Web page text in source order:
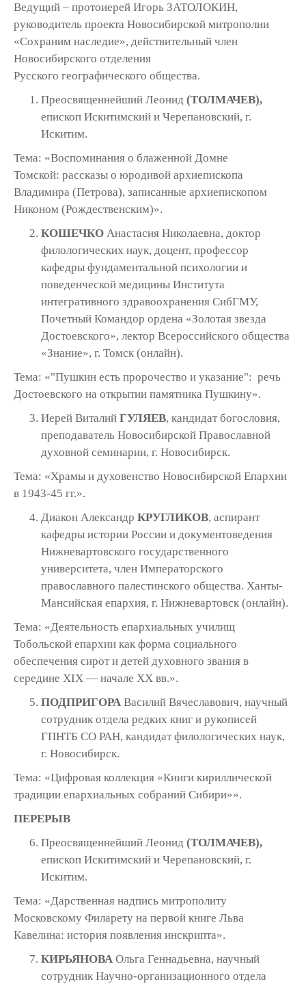
Ведущий – протоиерей Игорь ЗАТОЛОКИН,
руководитель проекта Новосибирской митрополии
«Сохраним наследие», действительный член
Новосибирского отделения
Русского географического общества.
Преосвященнейший Леонид (ТОЛМАЧЕВ),
епископ Искитимский и Черепановский, г.
Искитим.
Тема: «Воспоминания о блаженной Домне
Томской: рассказы о юродивой архиепископа
Владимира (Петрова), записанные архиепископом
Никоном (Рождественским)».
КОШЕЧКО Анастасия Николаевна, доктор
филологических наук, доцент, профессор
кафедры фундаментальной психологии и
поведенческой медицины Института
интегративного здравоохранения СибГМУ,
Почетный Командор ордена «Золотая звезда
Достоевского», лектор Всероссийского общества
«Знание», г. Томск (онлайн).
Тема: «"Пушкин есть пророчество и указание": речь
Достоевского на открытии памятника Пушкину».
Иерей Виталий ГУЛЯЕВ, кандидат богословия,
преподаватель Новосибирской Православной
духовной семинарии, г. Новосибирск.
Тема: «Храмы и духовенство Новосибирской Епархии
в 1943-45 гг.».
Диакон Александр КРУГЛИКОВ, аспирант
кафедры истории России и документоведения
Нижневартовского государственного
университета, член Императорского
православного палестинского общества. Ханты-
Мансийская епархия, г. Нижневартовск (онлайн).
Тема: «Деятельность епархиальных училищ
Тобольской епархии как форма социального
обеспечения сирот и детей духовного звания в
середине XIX — начале XX вв.».
ПОДПРИГОРА Василий Вячеславович, научный
сотрудник отдела редких книг и рукописей
ГПНТБ СО РАН, кандидат филологических наук,
г. Новосибирск.
Тема: «Цифровая коллекция «Книги кириллической
традиции епархиальных собраний Сибири»».
ПЕРЕРЫВ
Преосвященнейший Леонид (ТОЛМАЧЕВ),
епископ Искитимский и Черепановский, г.
Искитим.
Тема: «Дарственная надпись митрополиту
Московскому Филарету на первой книге Льва
Кавелина: история появления инскрипта».
КИРЬЯНОВА Ольга Геннадьевна, научный
сотрудник Научно-организационного отдела